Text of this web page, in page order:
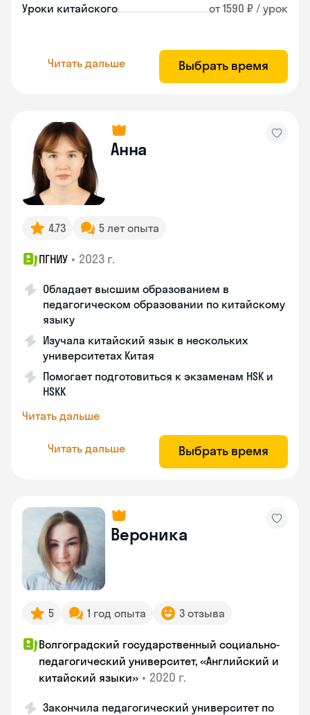
Уроки китайского от 1590 ₽ / урок
Читать дальше Выбрать время
Анна
4.73 5 лет опыта
ПГНИУ • 2023 г.
Обладает высшим образованием в
педагогическом образовании по китайскому
языку
Изучала китайский язык в нескольких
университетах Китая
Помогает подготовиться к экзаменам HSK и
HSKK
Читать дальше
Читать дальше Выбрать время
Вероника
5 1 год опыта 3 отзыва
Волгоградский государственный социально-
педагогический университет, «Английский и
китайский языки» • 2020 г.
Закончила педагогический университет по